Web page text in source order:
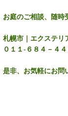
お庭のご相談、随時
札幌市｜エクステ
０１１-６８４－４
是非、お気軽にお問